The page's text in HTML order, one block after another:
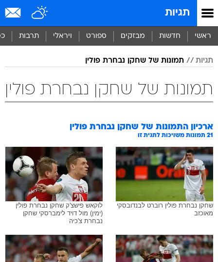
תגיות
ראשי חדשות מבזקים ספורט ויראלי תרבות
תגיות תמונות של שחקן נבחרת פולין
תמונות של שחקן נבחרת פולין
ארכיון התמונות של שחקן נבחרת פולין
21 תמונות משויכות לתגית זו
שחקן נבחרת פולין רוברט לבנדובסקי
מאוכזב
לוקאש פישצ'ק שחקן נבחרת פולין
(ימין) מול דויד לימברסקי שחקן
נבחרת צ'כיה